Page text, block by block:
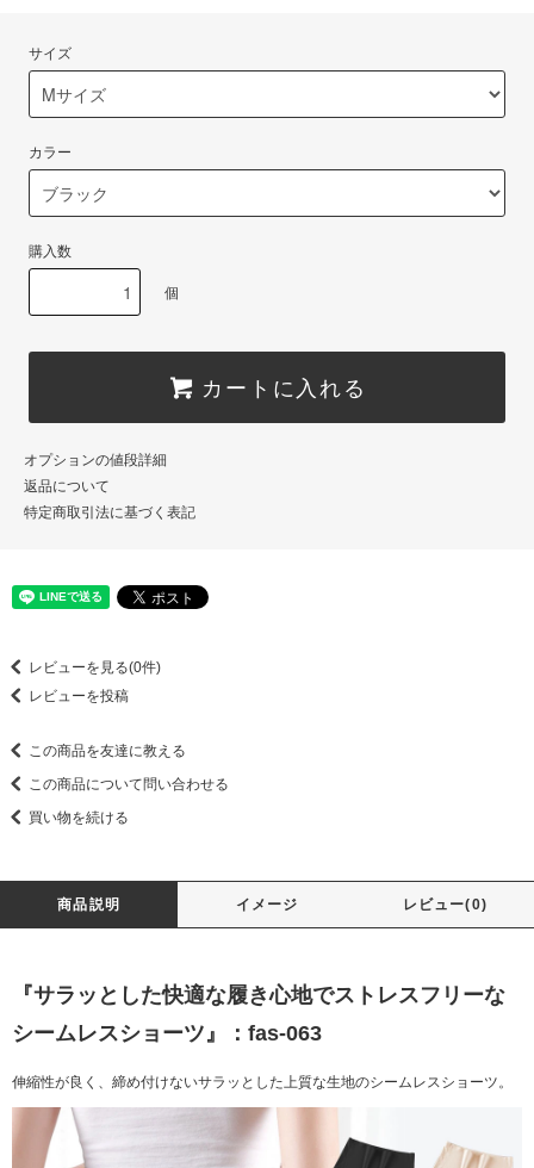
サイズ
カラー
購入数
個
カートに入れる
オプションの値段詳細
返品について
特定商取引法に基づく表記
レビューを見る(0件)
レビューを投稿
この商品を友達に教える
この商品について問い合わせる
買い物を続ける
商品説明 イメージ レビュー(0)
『サラッとした快適な履き心地でストレスフリーな
シームレスショーツ』：fas-063
伸縮性が良く、締め付けないサラッとした上質な生地のシームレスショーツ。